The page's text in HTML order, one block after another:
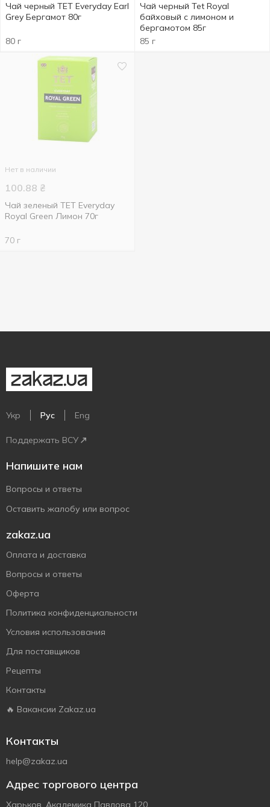
Чай черный TET Everyday Earl
Grey Бергамот 80г
80 г
Чай черный Tet Royal
байховый с лимоном и
бергамотом 85г
85 г
Нет в наличии
100.88 ₴
Чай зеленый ТЕТ Everyday
Royal Green Лимон 70г
70 г
Укр Рус Eng
Поддержать ВСУ
Напишите нам
Вопросы и ответы
Оставить жалобу или вопрос
zakaz.ua
Оплата и доставка
Вопросы и ответы
Оферта
Политика конфиденциальности
Условия использования
Для поставщиков
Рецепты
Контакты
🔥 Вакансии Zakaz.ua
Контакты
help@zakaz.ua
Адрес торгового центра
Харьков, Академика Павлова 120